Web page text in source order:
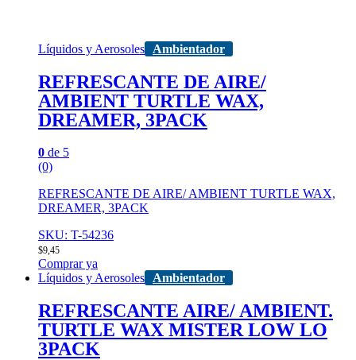
Líquidos y Aerosoles Ambientador
REFRESCANTE DE AIRE/
AMBIENT TURTLE WAX,
DREAMER, 3PACK
0 de 5
(0)
REFRESCANTE DE AIRE/ AMBIENT TURTLE WAX,
DREAMER, 3PACK
SKU: T-54236
$9,45
Comprar ya
Líquidos y Aerosoles
Ambientador
REFRESCANTE AIRE/ AMBIENT.
TURTLE WAX MISTER LOW LO
3PACK